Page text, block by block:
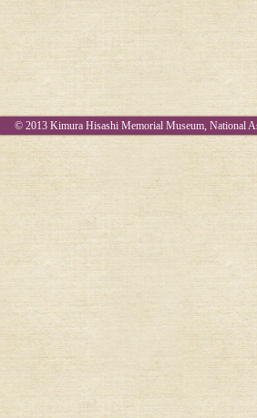
© 2013 Kimura Hisashi Memorial Museum, National